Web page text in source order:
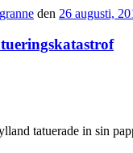
den 26 augusti,
tatuerade in sin